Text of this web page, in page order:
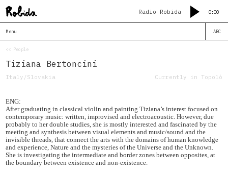
Radio Robida 0:00
Menu
<< People
Tiziana Bertoncini
Italy/Slovakia Currently in Topolò
ENG:
After graduating in classical violin and painting Tiziana’s interest focused on
contemporary music: written, improvised and electroacoustic. However, due
probably to her double studies, she is mostly interested and fascinated by the
meeting and synthesis between visual elements and music/sound and the
invisible threads, that connect the arts with the domains of human knowledge
and experience, Nature and the mysteries of the Universe and the Unknown.
She is investigating the intermediate and border zones between opposites, at
the boundary between existence and non-existence.
ABC